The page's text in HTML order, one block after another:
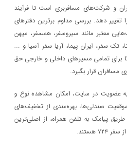
و شرکت‌های مسافربری است تا فرآیند
دهد. بررسی مداوم برترین دفترهای
معتبر مانند سیروسفر، همسفر، میهن‌
تک سفر، ایران پیما، آریا سفر آسیا و ...
برای تمامی مسیرهای داخلی و خارجی حق
قرار بگیرد.
به عضویت در سایت، امکان مشاهده نوع و
صندلی‌ها، بهره‌مندی از تخفیف‌های
پیامک به تلفن همراه، از اصلی‌ترین
هستند.